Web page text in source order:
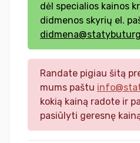
dėl specialios kainos
didmenos skyrių el.
Randate pigiau šitą
mums paštu
kokią kainą radote ir
pasiūlyti geresnę